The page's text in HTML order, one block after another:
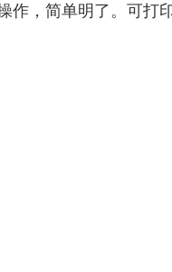
，简单明了。可打